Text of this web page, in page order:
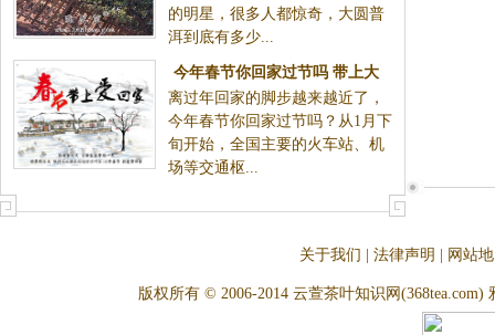
的明星，很多人都惊奇，大圆普
洱到底有多少...
今年春节你回家过节吗 带上大
圆普洱也带上一份爱
离过年回家的脚步越来越近了，
今年春节你回家过节吗？从1月下
旬开始，全国主要的火车站、机
场等交通枢...
关于我们 法律声明 网站
版权所有 © 2006-2014 云萱茶叶知识网